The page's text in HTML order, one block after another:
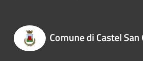
Comune di Castel